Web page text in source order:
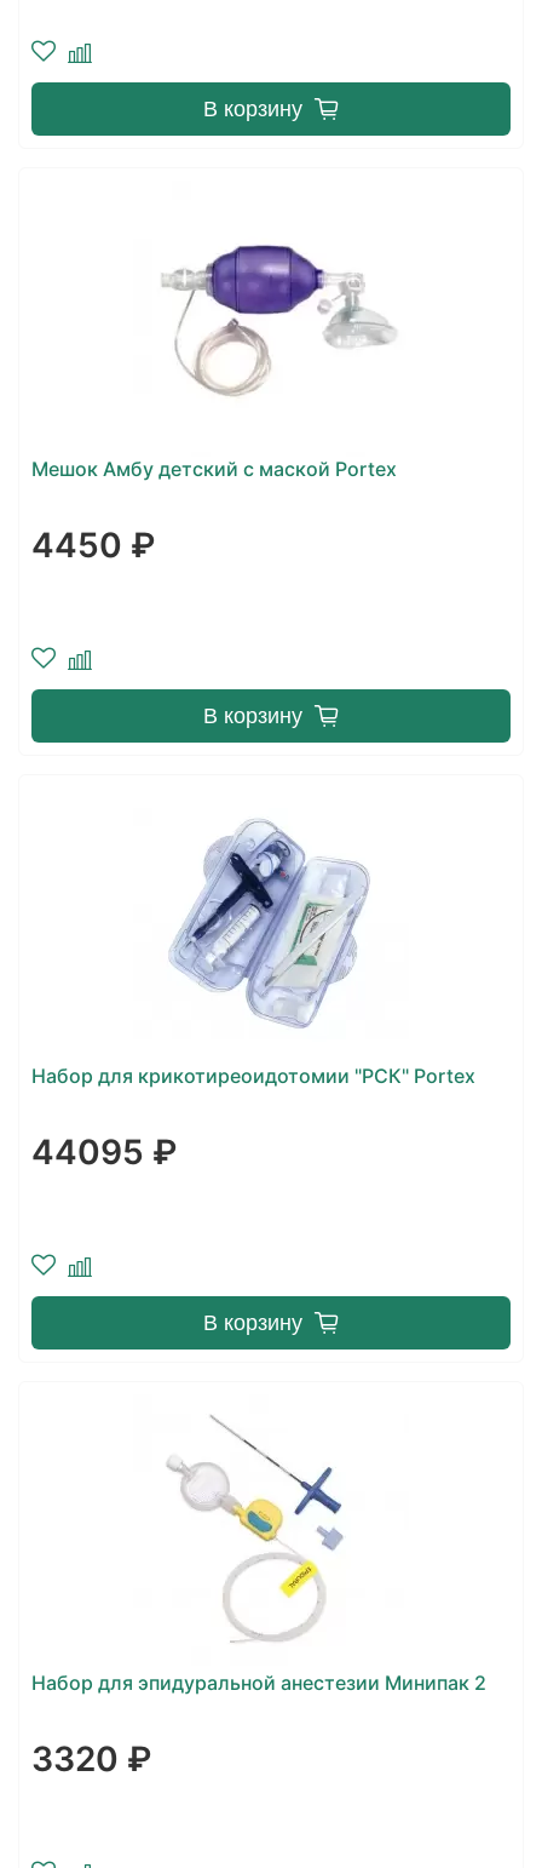
В корзину
Мешок Амбу детский с маской Portex
4450 ₽
В корзину
Набор для крикотиреоидотомии "РСК" Portex
44095 ₽
В корзину
Набор для эпидуральной анестезии Минипак 2
3320 ₽